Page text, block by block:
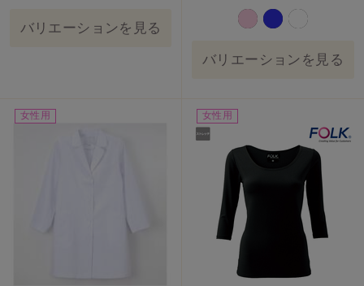
バリエーションを見る
バリエーションを見る
女性用 女性用